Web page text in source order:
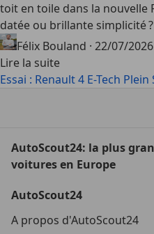
toit en toile dans la nouvelle
datée ou brillante simplicité ?
Félix Bouland · 22/07/2026
Lire la suite
Essai : Renault 4 E-Tech
AutoScout24: la plus
voitures en Europe
AutoScout24
A propos d'AutoScout24